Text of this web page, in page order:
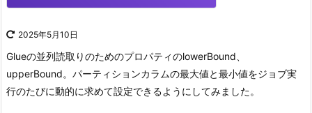
2025年5月10日
Glueの並列読取りのためのプロパティのlowerBound、
upperBound。 パーティションカラムの最大値と最小値をジョブ実
行のたびに動的に求めて設定できるようにしてみました。